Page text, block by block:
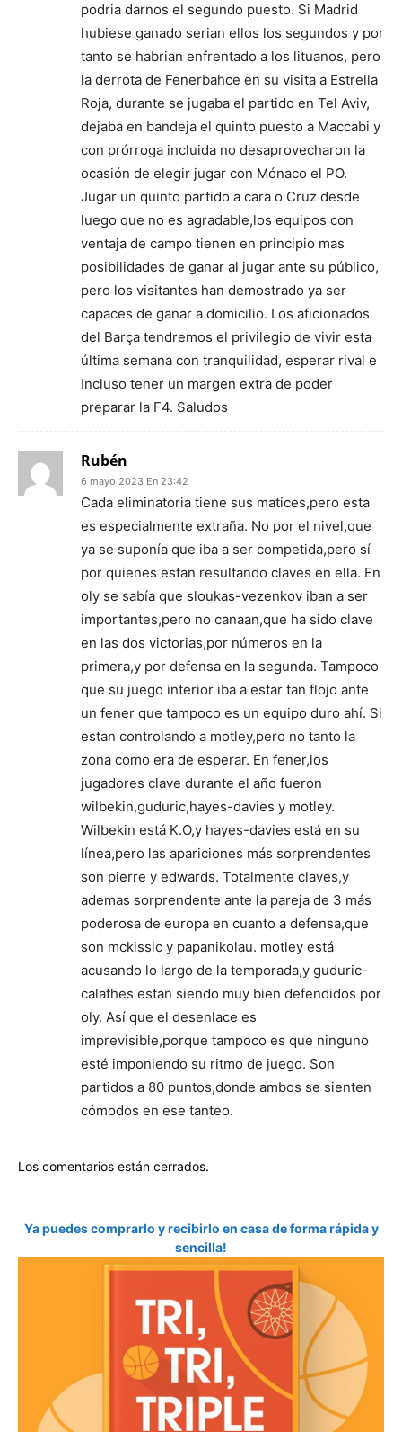
podria darnos el segundo puesto. Si Madrid
hubiese ganado serian ellos los segundos y por
tanto se habrian enfrentado a los lituanos, pero
la derrota de Fenerbahce en su visita a Estrella
Roja, durante se jugaba el partido en Tel Aviv,
dejaba en bandeja el quinto puesto a Maccabi y
con prórroga incluida no desaprovecharon la
ocasión de elegir jugar con Mónaco el PO.
Jugar un quinto partido a cara o Cruz desde
luego que no es agradable,los equipos con
ventaja de campo tienen en principio mas
posibilidades de ganar al jugar ante su público,
pero los visitantes han demostrado ya ser
capaces de ganar a domicilio. Los aficionados
del Barça tendremos el privilegio de vivir esta
última semana con tranquilidad, esperar rival e
Incluso tener un margen extra de poder
preparar la F4. Saludos
Rubén
6 mayo 2023 En 23:42
Cada eliminatoria tiene sus matices,pero esta
es especialmente extraña. No por el nivel,que
ya se suponía que iba a ser competida,pero sí
por quienes estan resultando claves en ella. En
oly se sabía que sloukas-vezenkov iban a ser
importantes,pero no canaan,que ha sido clave
en las dos victorias,por números en la
primera,y por defensa en la segunda. Tampoco
que su juego interior iba a estar tan flojo ante
un fener que tampoco es un equipo duro ahí. Si
estan controlando a motley,pero no tanto la
zona como era de esperar. En fener,los
jugadores clave durante el año fueron
wilbekin,guduric,hayes-davies y motley.
Wilbekin está K.O,y hayes-davies está en su
línea,pero las apariciones más sorprendentes
son pierre y edwards. Totalmente claves,y
ademas sorprendente ante la pareja de 3 más
poderosa de europa en cuanto a defensa,que
son mckissic y papanikolau. motley está
acusando lo largo de la temporada,y guduric-
calathes estan siendo muy bien defendidos por
oly. Así que el desenlace es
imprevisible,porque tampoco es que ninguno
esté imponiendo su ritmo de juego. Son
partidos a 80 puntos,donde ambos se sienten
cómodos en ese tanteo.
Los comentarios están cerrados.
Ya puedes comprarlo y recibirlo en casa de forma rápida y
sencilla!